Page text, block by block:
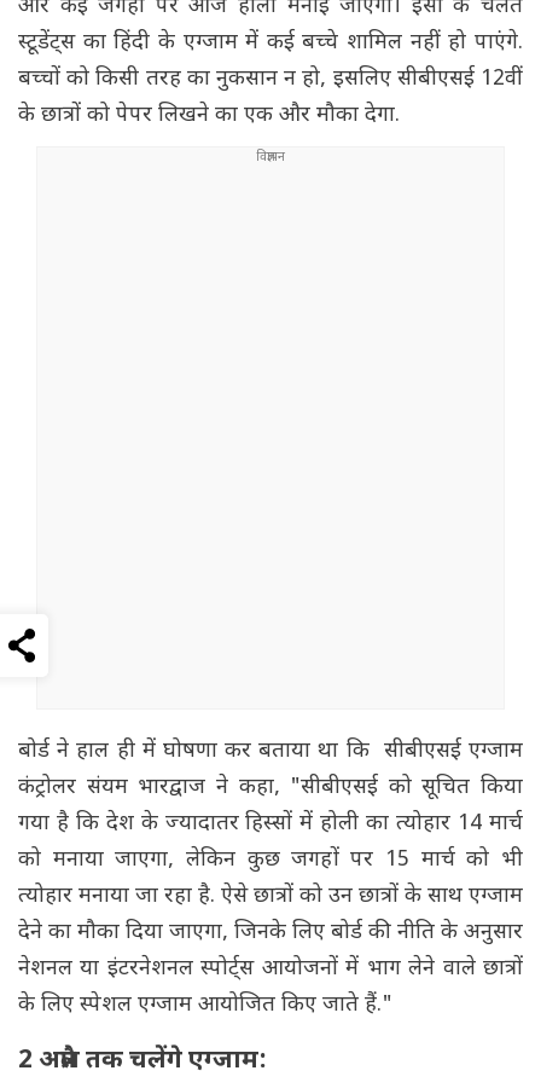
और कई जगहों पर आज होली मनाई जाएगी। इसी के चलते
स्टूडेंट्स का हिंदी के एग्जाम में कई बच्चे शामिल नहीं हो पाएंगे.
बच्चों को किसी तरह का नुकसान न हो, इसलिए सीबीएसई 12वीं
के छात्रों को पेपर लिखने का एक और मौका देगा.
बोर्ड ने हाल ही में घोषणा कर बताया था कि सीबीएसई एग्जाम
कंट्रोलर संयम भारद्वाज ने कहा, "सीबीएसई को सूचित किया
गया है कि देश के ज्यादातर हिस्सों में होली का त्योहार 14 मार्च
को मनाया जाएगा, लेकिन कुछ जगहों पर 15 मार्च को भी
त्योहार मनाया जा रहा है. ऐसे छात्रों को उन छात्रों के साथ एग्जाम
देने का मौका दिया जाएगा, जिनके लिए बोर्ड की नीति के अनुसार
नेशनल या इंटरनेशनल स्पोर्ट्स आयोजनों में भाग लेने वाले छात्रों
के लिए स्पेशल एग्जाम आयोजित किए जाते हैं."
2 अप्रैल तक चलेंगे एग्जाम: